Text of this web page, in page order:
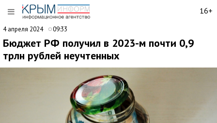
16+
4 апреля 2024 09:33
Бюджет РФ получил в 2023-м почти 0,9
трлн рублей неучтенных